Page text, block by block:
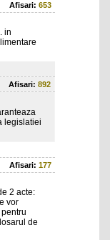
Afisari: 653
in
Afisari: 892
legislatiei
Afisari: 177
2 acte:
vor
de